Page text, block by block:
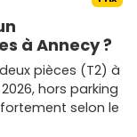
à Annecy ?
pièces (T2) à
hors parking
selon le